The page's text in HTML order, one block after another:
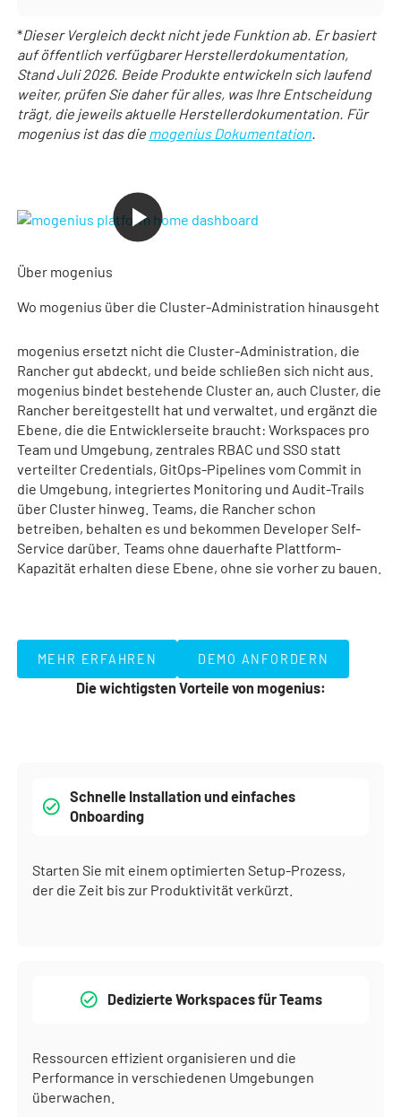
*Dieser Vergleich deckt nicht jede Funktion ab. Er basiert
auf öffentlich verfügbarer Herstellerdokumentation,
Stand Juli 2026. Beide Produkte entwickeln sich laufend
weiter, prüfen Sie daher für alles, was Ihre Entscheidung
trägt, die jeweils aktuelle Herstellerdokumentation. Für
mogenius ist das die mogenius Dokumentation.
Über mogenius
Wo mogenius über die Cluster-Administration hinausgeht
mogenius ersetzt nicht die Cluster-Administration, die
Rancher gut abdeckt, und beide schließen sich nicht aus.
mogenius bindet bestehende Cluster an, auch Cluster, die
Rancher bereitgestellt hat und verwaltet, und ergänzt die
Ebene, die die Entwicklerseite braucht: Workspaces pro
Team und Umgebung, zentrales RBAC und SSO statt
verteilter Credentials, GitOps-Pipelines vom Commit in
die Umgebung, integriertes Monitoring und Audit-Trails
über Cluster hinweg. Teams, die Rancher schon
betreiben, behalten es und bekommen Developer Self-
Service darüber. Teams ohne dauerhafte Plattform-
Kapazität erhalten diese Ebene, ohne sie vorher zu bauen.
MEHR ERFAHREN
MEHR ERFAHREN
DEMO ANFORDERN
DEMO ANFORDERN
Die wichtigsten Vorteile von mogenius:
Schnelle Installation und einfaches
Onboarding
Starten Sie mit einem optimierten Setup-Prozess,
der die Zeit bis zur Produktivität verkürzt.
Dedizierte Workspaces für Teams
Ressourcen effizient organisieren und die
Performance in verschiedenen Umgebungen
überwachen.